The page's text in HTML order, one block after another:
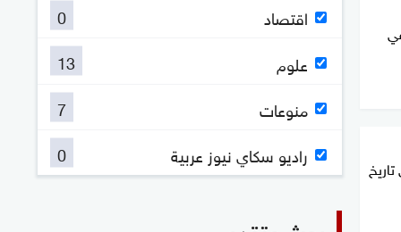
تاريخ
اقتصاد
0
علوم
13
منوعات
7
راديو سكاي نيوز عربية
0